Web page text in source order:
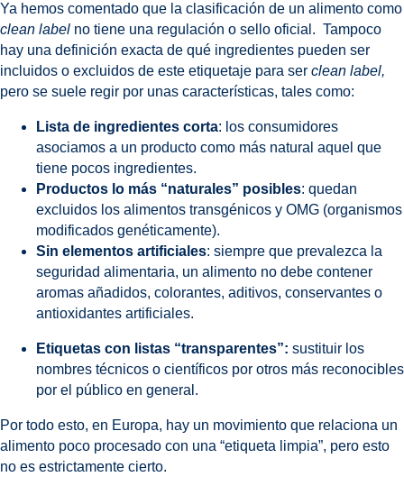
Ya hemos comentado que la clasificación de un alimento como
clean label no tiene una regulación o sello oficial. Tampoco
hay una definición exacta de qué ingredientes pueden ser
incluidos o excluidos de este etiquetaje para ser clean label,
pero se suele regir por unas características, tales como:
Lista de ingredientes corta: los consumidores
asociamos a un producto como más natural aquel que
tiene pocos ingredientes.
Productos lo más “naturales” posibles: quedan
excluidos los alimentos transgénicos y OMG (organismos
modificados genéticamente).
Sin elementos artificiales: siempre que prevalezca la
seguridad alimentaria, un alimento no debe contener
aromas añadidos, colorantes, aditivos, conservantes o
antioxidantes artificiales.
Etiquetas con listas “transparentes”: sustituir los
nombres técnicos o científicos por otros más reconocibles
por el público en general.
Por todo esto, en Europa, hay un movimiento que relaciona un
alimento poco procesado con una “etiqueta limpia”, pero esto
no es estrictamente cierto.